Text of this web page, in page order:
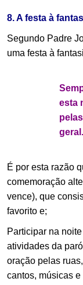
8. A festa à
Segundo Padre
uma festa à
esta
geral.
É por esta razão
comemoração
vence), que
favorito e;
Participar na
atividades da
oração pelas
cantos, músicas e